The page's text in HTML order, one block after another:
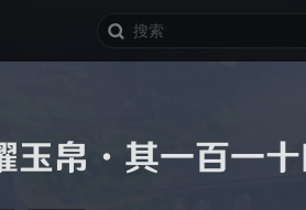
玉帛·其一百一十